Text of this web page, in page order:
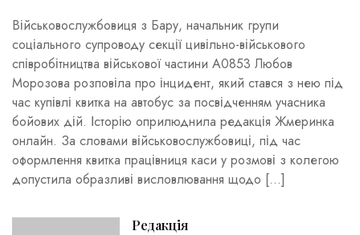
Військовослужбовиця з Бару, начальник групи
соціального супроводу секції цивільно-військового
співробітництва військової частини А0853 Любов
Морозова розповіла про інцидент, який стався з нею під
час купівлі квитка на автобус за посвідченням учасника
бойових дій. Історію оприлюднила редакція Жмеринка
онлайн. За словами військовослужбовиці, під час
оформлення квитка працівниця каси у розмові з колегою
допустила образливі висловлювання щодо […]
Редакція